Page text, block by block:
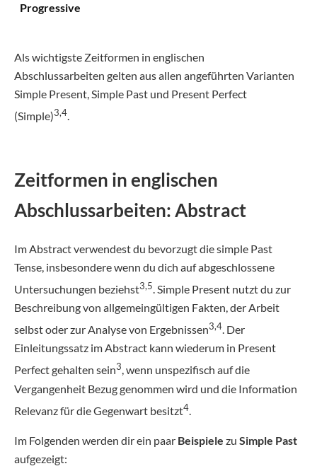
Progressive
Als wichtigste Zeitformen in englischen
Abschlussarbeiten gelten aus allen angeführten Varianten
Simple Present, Simple Past und Present Perfect
(Simple)3,4.
Zeitformen in englischen
Abschlussarbeiten: Abstract
Im Abstract verwendest du bevorzugt die simple Past
Tense, insbesondere wenn du dich auf abgeschlossene
Untersuchungen beziehst3,5. Simple Present nutzt du zur
Beschreibung von allgemeingültigen Fakten, der Arbeit
selbst oder zur Analyse von Ergebnissen3,4. Der
Einleitungssatz im Abstract kann wiederum in Present
Perfect gehalten sein3, wenn unspezifisch auf die
Vergangenheit Bezug genommen wird und die Information
Relevanz für die Gegenwart besitzt4.
Im Folgenden werden dir ein paar Beispiele zu Simple Past
aufgezeigt: